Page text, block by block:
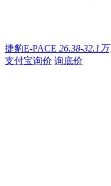
捷豹E-PACE 26.38-32.1万
支付宝询价 询底价